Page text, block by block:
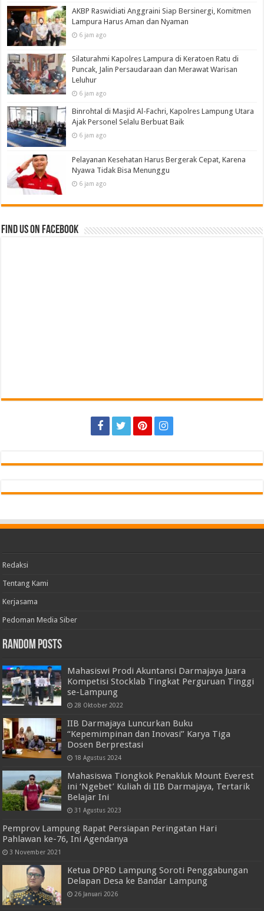
AKBP Raswidiati Anggraini Siap Bersinergi, Komitmen
Lampura Harus Aman dan Nyaman
6 jam ago
Silaturahmi Kapolres Lampura di Keratoen Ratu di
Puncak, Jalin Persaudaraan dan Merawat Warisan
Leluhur
6 jam ago
Binrohtal di Masjid Al-Fachri, Kapolres Lampung Utara
Ajak Personel Selalu Berbuat Baik
6 jam ago
Pelayanan Kesehatan Harus Bergerak Cepat, Karena
Nyawa Tidak Bisa Menunggu
6 jam ago
Find us on Facebook
Redaksi
Tentang Kami
Kerjasama
Pedoman Media Siber
Random Posts
Mahasiswi Prodi Akuntansi Darmajaya Juara
Kompetisi Stocklab Tingkat Perguruan Tinggi
se-Lampung
28 Oktober 2022
IIB Darmajaya Luncurkan Buku
“Kepemimpinan dan Inovasi” Karya Tiga
Dosen Berprestasi
18 Agustus 2024
Mahasiswa Tiongkok Penakluk Mount Everest
ini ‘Ngebet’ Kuliah di IIB Darmajaya, Tertarik
Belajar Ini
31 Agustus 2023
Pemprov Lampung Rapat Persiapan Peringatan Hari
Pahlawan ke-76, Ini Agendanya
3 November 2021
Ketua DPRD Lampung Soroti Penggabungan
Delapan Desa ke Bandar Lampung
26 Januari 2026